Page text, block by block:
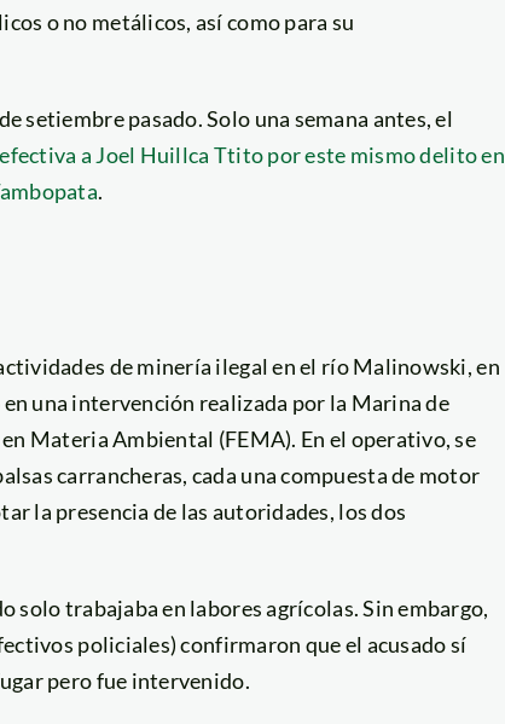
o no metálicos, así como para su
setiembre pasado. Solo una semana antes, el
a Joel Huillca Ttito por este mismo delito en
.
de minería ilegal en el río Malinowski, en
una intervención realizada por la Marina de
Materia Ambiental (FEMA). En el operativo, se
carrancheras, cada una compuesta de motor
la presencia de las autoridades, los dos
solo trabajaba en labores agrícolas. Sin embargo,
policiales) confirmaron que el acusado sí
pero fue intervenido.